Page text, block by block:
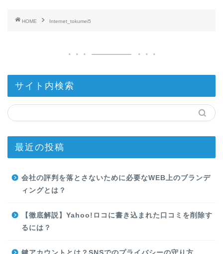
HOME Internet_tokumei5
サイト内検索
最近の投稿
会社の評判を落とさないために必要なWEB上のブランデ
ィングとは？
【徹底解説】Yahoo!ロコに書き込まれた口コミを削除す
るには？